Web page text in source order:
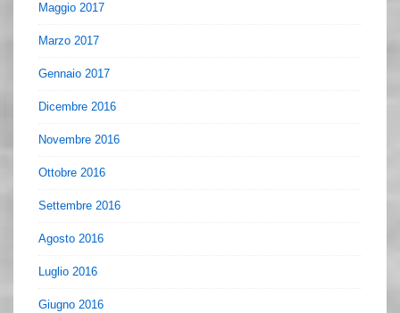
Maggio 2017
Marzo 2017
Gennaio 2017
Dicembre 2016
Novembre 2016
Ottobre 2016
Settembre 2016
Agosto 2016
Luglio 2016
Giugno 2016